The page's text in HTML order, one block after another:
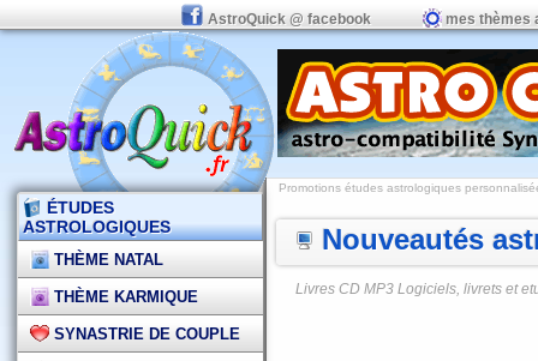
AstroQuick @ facebook mes thèmes
ÉTUDES
ASTROLOGIQUES
THÈME NATAL
THÈME KARMIQUE
SYNASTRIE DE COUPLE
Promotions études astrologiques
Nouveautés
Livres CD MP3 Logiciels, livrets et